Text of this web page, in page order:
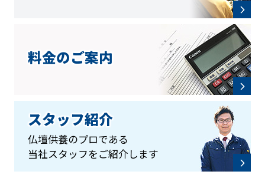
料金のご案内
スタッフ紹介
仏壇供養のプロである
当社スタッフをご紹介します